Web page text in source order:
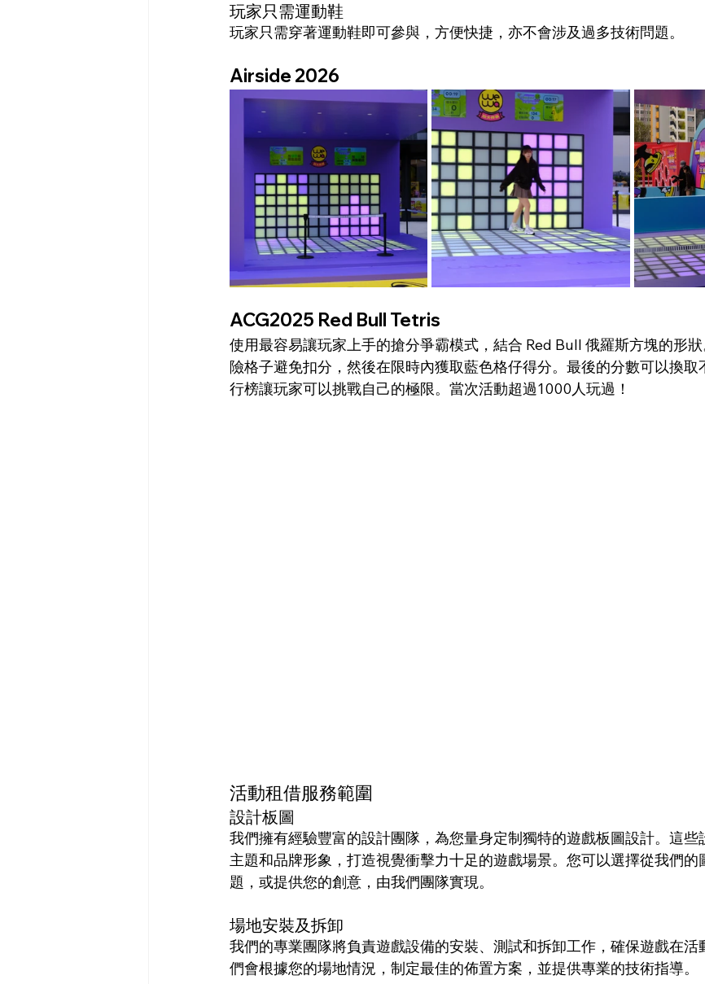
玩家只需運動鞋
玩家只需穿著運動鞋即可參與，方便快捷，亦不會涉及過多技術問題。
Airside 2026
ACG2025 Red Bull Tetris
使用最容易讓玩家上手的搶分爭霸模式，結合 Red Bull 俄羅斯方塊的形
險格子避免扣分，然後在限時內獲取藍色格仔得分。最後的分數可以換取
行榜讓玩家可以挑戰自己的極限。當次活動超過1000人玩過！
活動租借服務範圍
設計板圖
我們擁有經驗豐富的設計團隊，為您量身定制獨特的遊戲板圖設計。這些
主題和品牌形象，打造視覺衝擊力十足的遊戲場景。您可以選擇從我們的
題，或提供您的創意，由我們團隊實現。
場地安裝及拆卸
我們的專業團隊將負責遊戲設備的安裝、測試和拆卸工作，確保遊戲在活
們會根據您的場地情況，制定最佳的佈置方案，並提供專業的技術指導。